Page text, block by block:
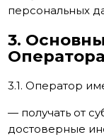
персональных
3.
Оператора
3.1. Оператор
— получать от
достоверные